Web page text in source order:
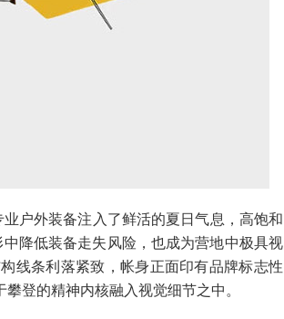
户外装备注入了鲜活的夏日气息，高饱和
降低装备走失风险，也成为营地中极具视
线条利落紧致，帐身正面印有品牌标志性
登的精神内核融入视觉细节之中。